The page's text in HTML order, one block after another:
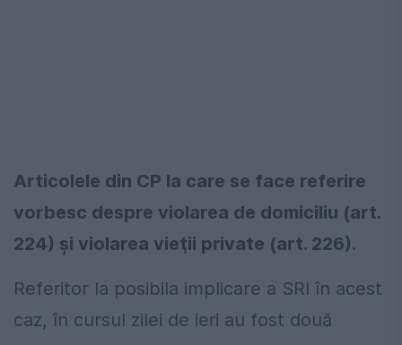
Articolele din CP la care se face referire
vorbesc despre violarea de domiciliu (art.
224) şi violarea vieţii private (art. 226).
Referitor la posibila implicare a SRI în acest
caz, în cursul zilei de ieri au fost două